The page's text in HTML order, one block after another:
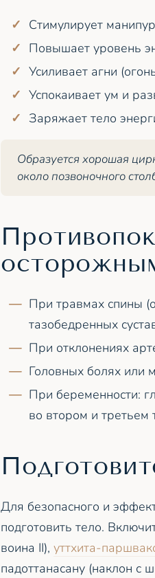
Стимулирует
Повышает уровень
Усиливает агни
Успокаивает ум и
Заряжает тело
Образуется хорошая
около позвоночного
При травмах спины
тазобедренных
При отклонениях
Головных болях или
При беременности:
во втором и третьем
Для безопасного и
подготовить тело.
воина II),уттхита-
падоттанасану (наклон с